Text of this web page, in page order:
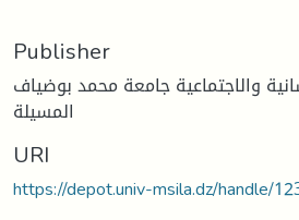
Publisher
والاجتماعية جامعة محمد بوضياف
المسيلة
URI
https://depot.univ-msila.dz/handle/